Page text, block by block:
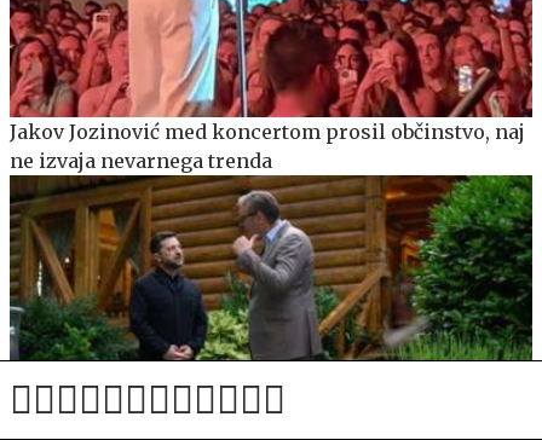
Jakov Jozinović med koncertom prosil občinstvo, naj
ne izvaja nevarnega trenda